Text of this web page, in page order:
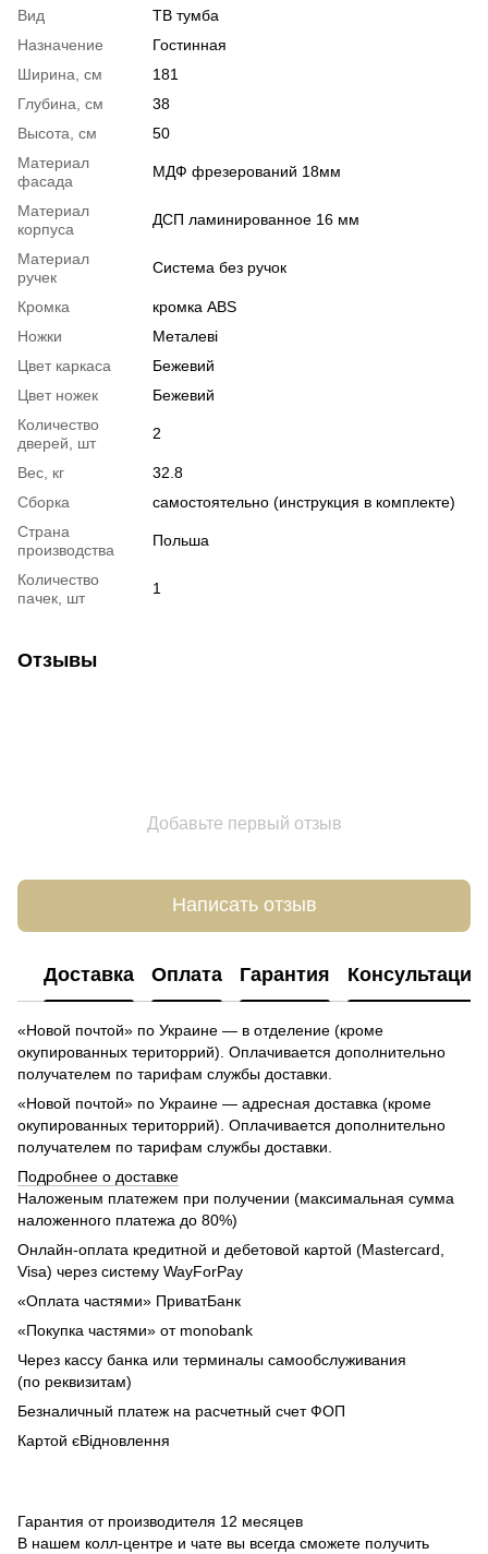
Вид
ТВ тумба
Назначение
Гостинная
Ширина, см
181
Глубина, см
38
Высота, см
50
Материал
фасада
МДФ фрезерований 18мм
Материал
корпуса
ДСП ламинированное 16 мм
Материал
ручек
Система без ручок
Кромка
кромка ABS
Ножки
Металеві
Цвет каркаса
Бежевий
Цвет ножек
Бежевий
Количество
дверей, шт
2
Вес, кг
32.8
Сборка
самостоятельно (инструкция в комплекте)
Страна
производства
Польша
Количество
пачек, шт
1
Отзывы
Добавьте первый отзыв
Написать отзыв
Доставка Оплата Гарантия Консультация
«Новой почтой» по Украине — в отделение (кроме
окупированных територрий). Оплачивается дополнительно
получателем по тарифам службы доставки.
«Новой почтой» по Украине — адресная доставка (кроме
окупированных територрий). Оплачивается дополнительно
получателем по тарифам службы доставки.
Подробнее о доставке
Наложеным платежем при получении (максимальная сумма
наложенного платежа до 80%)
Онлайн-оплата кредитной и дебетовой картой (Mastercard,
Visa) через систему WayForPay
«Оплата частями» ПриватБанк
«Покупка частями» от monobank
Через кассу банка или терминалы самообслуживания
(по реквизитам)
Безналичный платеж на расчетный счет ФОП
Картой єВідновлення
Гарантия от производителя 12 месяцев
В нашем колл-центре и чате вы всегда сможете получить